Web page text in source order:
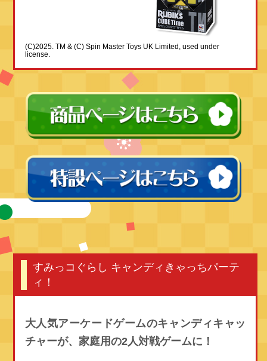
(C)2025. TM & (C) Spin Master Toys UK Limited, used under
license.
すみっコぐらし キャンディきゃっちパーテ
ィ！
大人気アーケードゲームのキャンディキャッ
チャーが、 家庭用の2人対戦ゲームに！